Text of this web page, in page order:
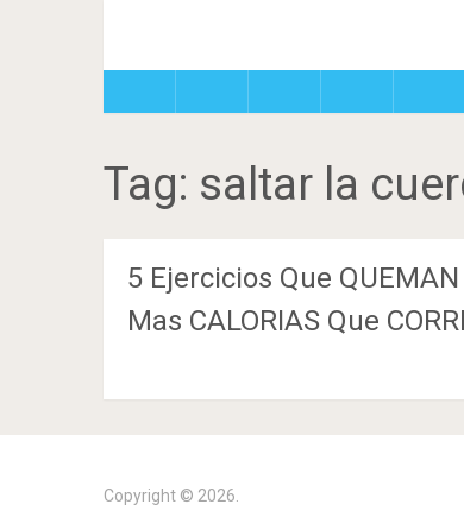
Tag: saltar la
5 Ejercicios Que QUEMAN
Mas CALORIAS Que
Copyright © 2026.